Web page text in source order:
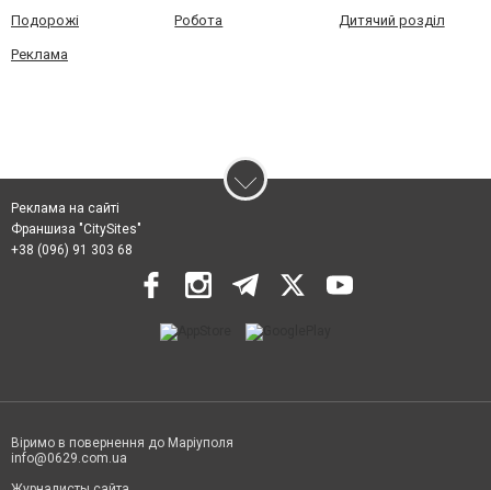
Подорожі Робота Дитячий розділ
Реклама
Реклама на сайті
Франшиза "CitySites"
+38 (096) 91 303 68
Віримо в повернення до Маріуполя
info@0629.com.ua